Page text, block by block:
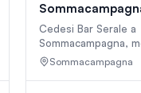
Marginalità, Gest
Cedesi Bar Serale a
Sommacampagna,
circa 100 mq, con
un totale di circa 70
Sommacampagna